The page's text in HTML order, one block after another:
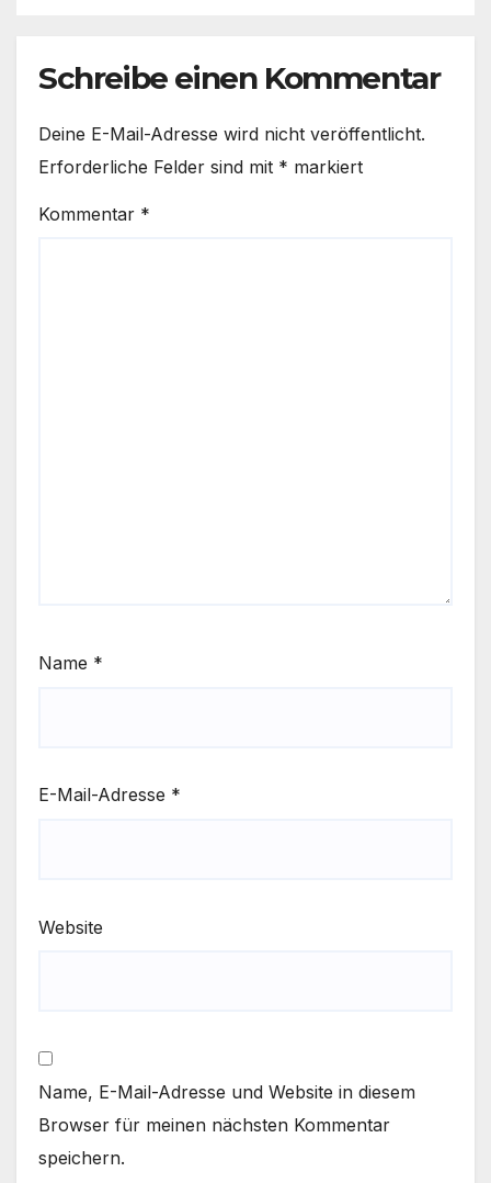
Schreibe einen Kommentar
Deine E-Mail-Adresse wird nicht veröffentlicht.
Erforderliche Felder sind mit * markiert
Kommentar *
Name *
E-Mail-Adresse *
Website
Name, E-Mail-Adresse und Website in diesem
Browser für meinen nächsten Kommentar
speichern.